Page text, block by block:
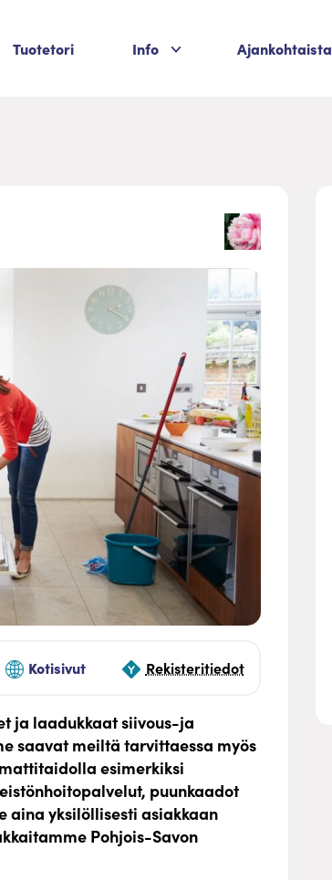
Tuotetori Info Palvelukategoriat
Ajankohtaista
Kotisivut Rekisteritiedot
ja laadukkaat siivous-ja
saavat meiltä tarvittaessa myös
esimerkiksi
puunkaadot
aina yksilöllisesti asiakkaan
Pohjois-Savon